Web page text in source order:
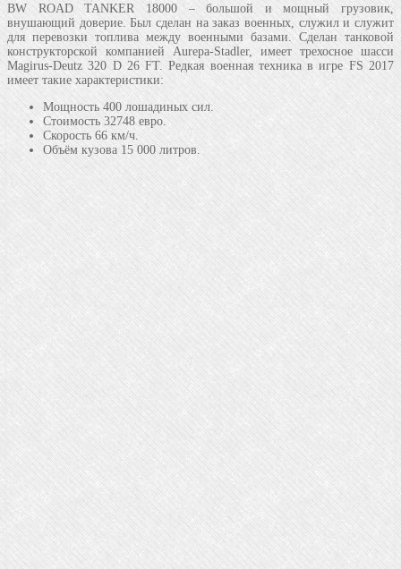
BW ROAD TANKER 18000 – большой и мощный грузовик,
внушающий доверие. Был сделан на заказ военных, служил и служит
для перевозки топлива между военными базами. Сделан танковой
конструкторской компанией Aurepa-Stadler, имеет трехосное шасси
Magirus-Deutz 320 D 26 FT. Редкая военная техника в игре FS 2017
имеет такие характеристики:
Мощность 400 лошадиных сил.
Стоимость 32748 евро.
Скорость 66 км/ч.
Объём кузова 15 000 литров.